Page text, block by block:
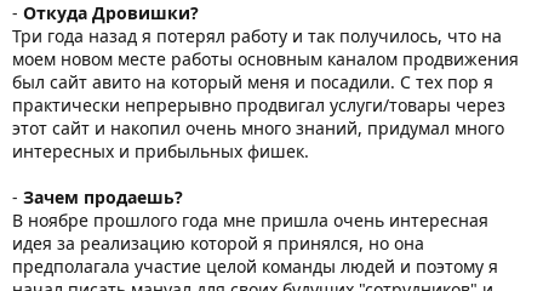
- Откуда Дровишки?
Три года назад я потерял работу и так получилось, что на
моем новом месте работы основным каналом продвижения
был сайт авито на который меня и посадили. С тех пор я
практически непрерывно продвигал услуги/товары через
этот сайт и накопил очень много знаний, придумал много
интересных и прибыльных фишек.
- Зачем продаешь?
В ноябре прошлого года мне пришла очень интересная
идея за реализацию которой я принялся, но она
предполагала участие целой команды людей и поэтому я